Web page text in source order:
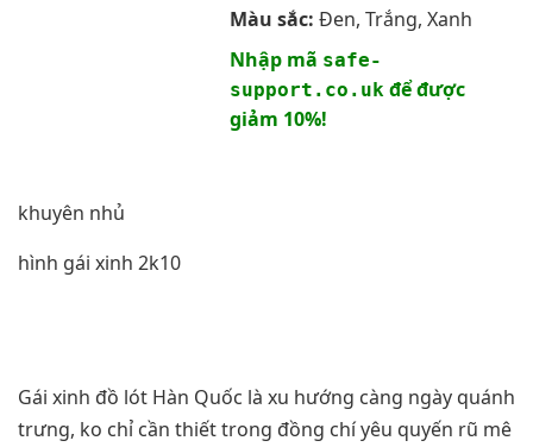
Màu sắc: Đen, Trắng, Xanh
Nhập mã safe-
support.co.ukđể được
giảm 10%!
khuyên nhủ
hình gái xinh 2k10
Gái xinh đồ lót Hàn Quốc là xu hướng càng ngày quánh
trưng, ko chỉ cần thiết trong đồng chí yêu quyến rũ mê